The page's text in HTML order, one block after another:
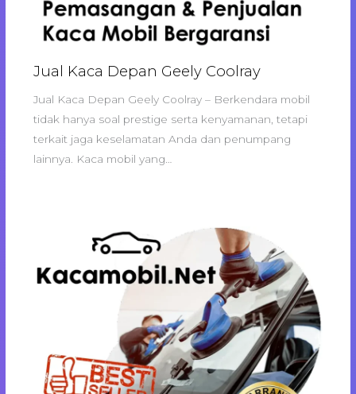
Jual Kaca Depan Geely Coolray
Jual Kaca Depan Geely Coolray – Berkendara mobil
tidak hanya soal prestige serta kenyamanan, tetapi
terkait jaga keselamatan Anda dan penumpang
lainnya. Kaca mobil yang…